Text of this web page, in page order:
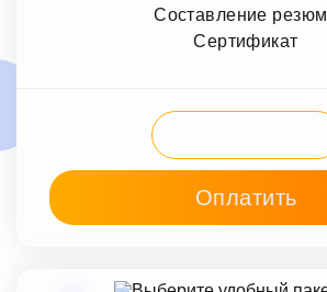
Составление
Сертификат
Оплатить